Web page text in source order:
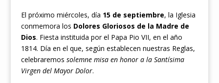
El próximo miércoles, día 15 de septiembre, la Iglesia
conmemora los Dolores Gloriosos de la Madre de
Dios. Fiesta instituida por el Papa Pio VII, en el año
1814. Día en el que, según establecen nuestras Reglas,
celebraremos solemne misa en honor a la Santísima
Virgen del Mayor Dolor.